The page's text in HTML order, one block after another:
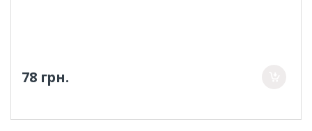
78 грн.